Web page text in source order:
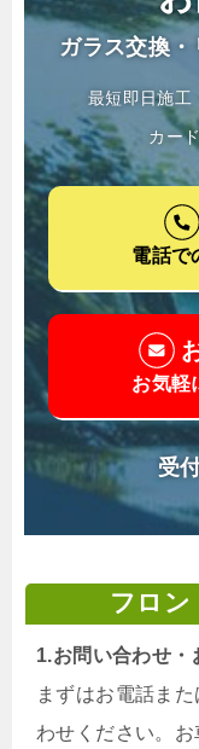
ガラス交換
最短即日施工
カー
電話で
お気軽
受
フロン
1.お問い合わせ・
まずはお電話ま
わせください。